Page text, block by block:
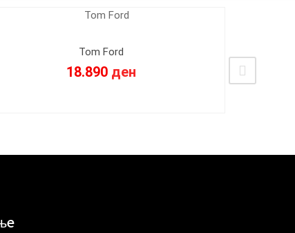
Tom Ford
18.890 ден